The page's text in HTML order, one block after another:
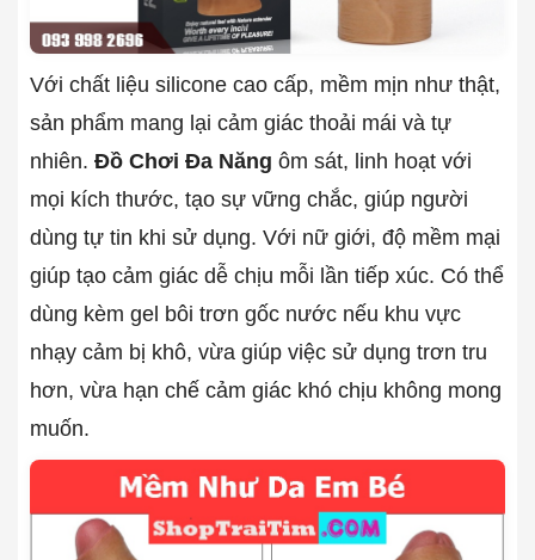
Với chất liệu silicone cao cấp, mềm mịn như thật,
sản phẩm mang lại cảm giác thoải mái và tự
nhiên. Đồ Chơi Đa Năng ôm sát, linh hoạt với
mọi kích thước, tạo sự vững chắc, giúp người
dùng tự tin khi sử dụng. Với nữ giới, độ mềm mại
giúp tạo cảm giác dễ chịu mỗi lần tiếp xúc. Có thể
dùng kèm gel bôi trơn gốc nước nếu khu vực
nhạy cảm bị khô, vừa giúp việc sử dụng trơn tru
hơn, vừa hạn chế cảm giác khó chịu không mong
muốn.